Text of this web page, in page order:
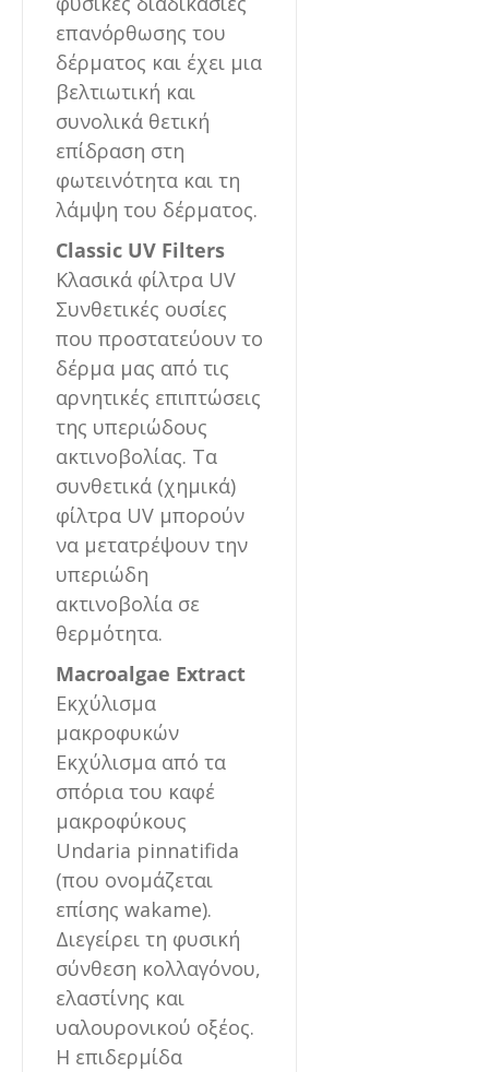
επανόρθωσης του
δέρματος και έχει μια
βελτιωτική και
συνολικά θετική
επίδραση στη
φωτεινότητα και τη
λάμψη του δέρματος.
Classic UV Filters
Κλασικά φίλτρα UV
Συνθετικές ουσίες
που προστατεύουν το
δέρμα μας από τις
αρνητικές επιπτώσεις
της υπεριώδους
ακτινοβολίας. Τα
συνθετικά (χημικά)
φίλτρα UV μπορούν
να μετατρέψουν την
υπεριώδη
ακτινοβολία σε
θερμότητα.
Macroalgae Extract
Εκχύλισμα
μακροφυκών
Εκχύλισμα από τα
σπόρια του καφέ
μακροφύκους
Undaria pinnatifida
(που ονομάζεται
επίσης wakame).
Διεγείρει τη φυσική
σύνθεση κολλαγόνου,
ελαστίνης και
υαλουρονικού οξέος.
Η επιδερμίδα